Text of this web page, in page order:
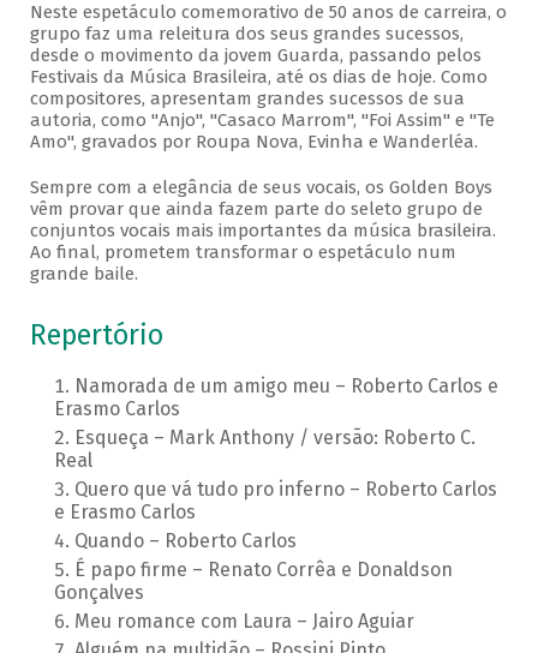
Neste espetáculo comemorativo de 50 anos de carreira, o
grupo faz uma releitura dos seus grandes sucessos,
desde o movimento da jovem Guarda, passando pelos
Festivais da Música Brasileira, até os dias de hoje. Como
compositores, apresentam grandes sucessos de sua
autoria, como "Anjo", "Casaco Marrom", "Foi Assim" e "Te
Amo", gravados por Roupa Nova, Evinha e Wanderléa.
Sempre com a elegância de seus vocais, os Golden Boys
vêm provar que ainda fazem parte do seleto grupo de
conjuntos vocais mais importantes da música brasileira.
Ao final, prometem transformar o espetáculo num
grande baile.
Repertório
Namorada de um amigo meu – Roberto Carlos e
Erasmo Carlos
Esqueça – Mark Anthony / versão: Roberto C.
Real
Quero que vá tudo pro inferno – Roberto Carlos
e Erasmo Carlos
Quando – Roberto Carlos
É papo firme – Renato Corrêa e Donaldson
Gonçalves
Meu romance com Laura – Jairo Aguiar